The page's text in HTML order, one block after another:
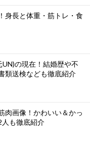
身長と体重・筋トレ・食
の現在！結婚歴や不
類送検なども徹底紹介
肉画像！かわいい＆かっ
人も徹底紹介